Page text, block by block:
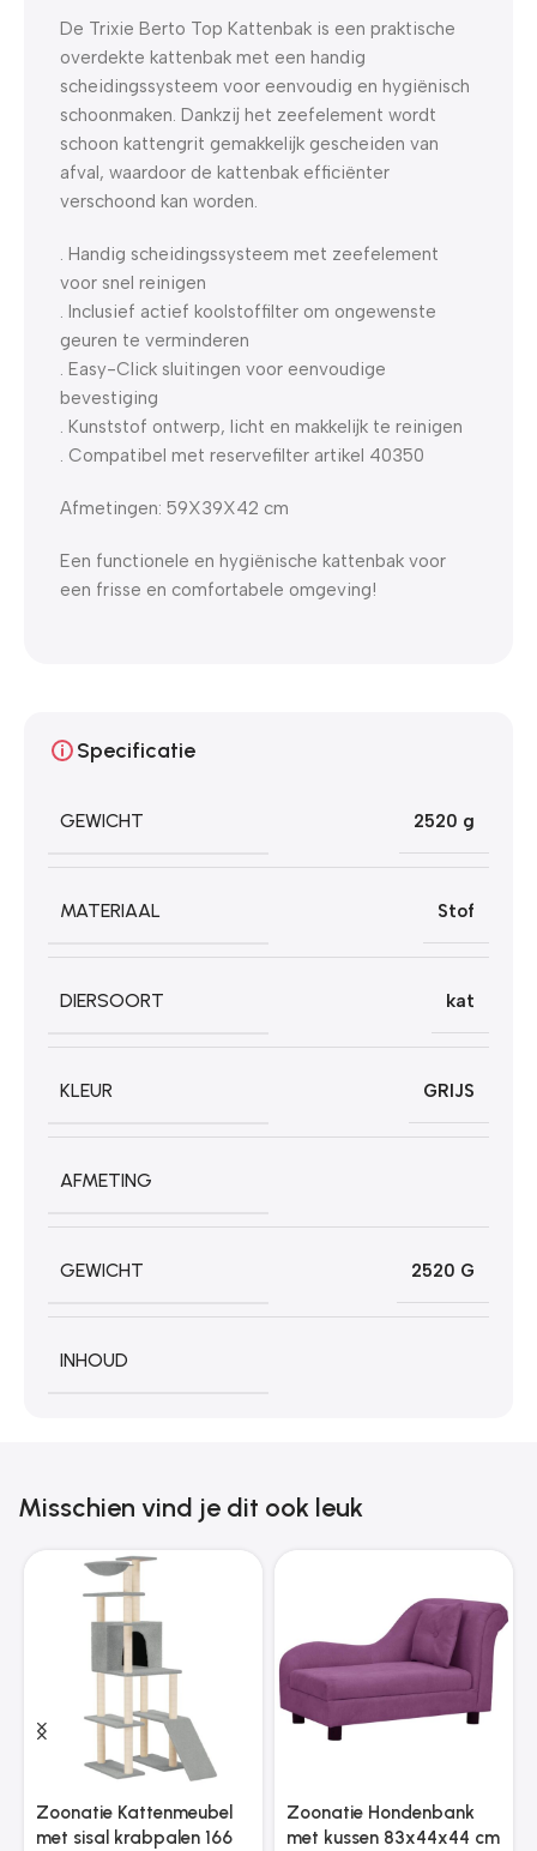
De Trixie Berto Top Kattenbak is een praktische
overdekte kattenbak met een handig
scheidingssysteem voor eenvoudig en hygiënisch
schoonmaken. Dankzij het zeefelement wordt
schoon kattengrit gemakkelijk gescheiden van
afval, waardoor de kattenbak efficiënter
verschoond kan worden.
. Handig scheidingssysteem met zeefelement
voor snel reinigen
. Inclusief actief koolstoffilter om ongewenste
geuren te verminderen
. Easy-Click sluitingen voor eenvoudige
bevestiging
. Kunststof ontwerp, licht en makkelijk te reinigen
. Compatibel met reservefilter artikel 40350
Afmetingen: 59X39X42 cm
Een functionele en hygiënische kattenbak voor
een frisse en comfortabele omgeving!
Specificatie
GEWICHT 2520 g
MATERIAAL Stof
DIERSOORT kat
KLEUR GRIJS
AFMETING
GEWICHT 2520 G
INHOUD
Misschien vind je dit ook leuk
Zoonatie Kattenmeubel
met sisal krabpalen 166
Zoonatie Hondenbank
met kussen 83x44x44 cm